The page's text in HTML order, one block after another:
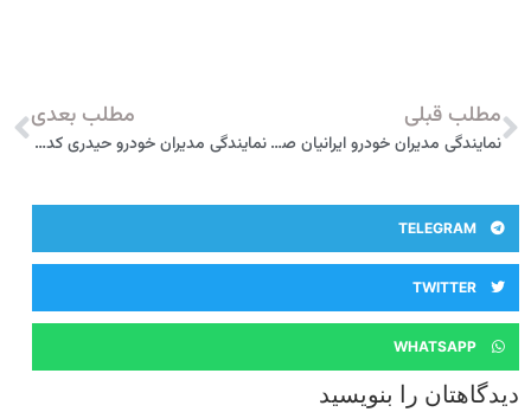
مطلب قبلی
نمایندگی مدیران خودرو ایرانیان صنعت خودرو ورنا کد 777 تهران
مطلب بعدی
نمایندگی مدیران خودرو حیدری کد 246 تهران
TELEGRAM
TWITTER
WHATSAPP
دیدگاهتان را بنویسید